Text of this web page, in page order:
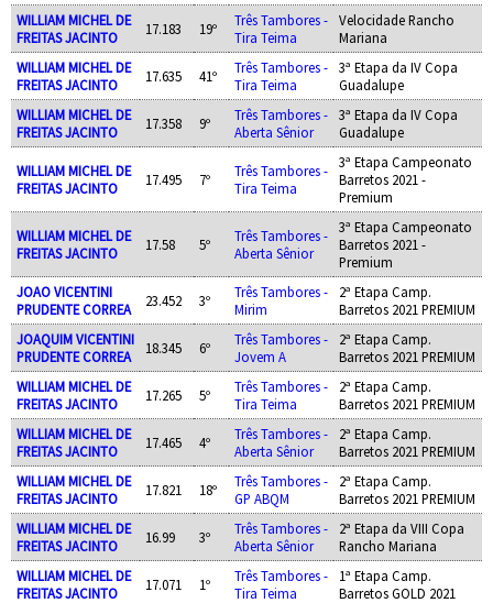
WILLIAM MICHEL DE
FREITAS JACINTO
17.183 19º
Três Tambores -
Tira Teima
Velocidade Rancho
Mariana
WILLIAM MICHEL DE
FREITAS JACINTO
17.635 41º
Três Tambores -
Tira Teima
3ª Etapa da IV Copa
Guadalupe
WILLIAM MICHEL DE
FREITAS JACINTO
17.358 9º
Três Tambores -
Aberta Sênior
3ª Etapa da IV Copa
Guadalupe
WILLIAM MICHEL DE
FREITAS JACINTO
17.495 7º
Três Tambores -
Tira Teima
3ª Etapa Campeonato
Barretos 2021 -
Premium
WILLIAM MICHEL DE
FREITAS JACINTO
17.58 5º
Três Tambores -
Aberta Sênior
3ª Etapa Campeonato
Barretos 2021 -
Premium
JOAO VICENTINI
PRUDENTE CORREA
23.452 3º
Três Tambores -
Mirim
2ª Etapa Camp.
Barretos 2021 PREMIUM
JOAQUIM VICENTINI
PRUDENTE CORREA
18.345 6º
Três Tambores -
Jovem A
2ª Etapa Camp.
Barretos 2021 PREMIUM
WILLIAM MICHEL DE
FREITAS JACINTO
17.265 5º
Três Tambores -
Tira Teima
2ª Etapa Camp.
Barretos 2021 PREMIUM
WILLIAM MICHEL DE
FREITAS JACINTO
17.465 4º
Três Tambores -
Aberta Sênior
2ª Etapa Camp.
Barretos 2021 PREMIUM
WILLIAM MICHEL DE
FREITAS JACINTO
17.821 18º
Três Tambores -
GP ABQM
2ª Etapa Camp.
Barretos 2021 PREMIUM
WILLIAM MICHEL DE
FREITAS JACINTO
16.99 3º
Três Tambores -
Aberta Sênior
2ª Etapa da VIII Copa
Rancho Mariana
WILLIAM MICHEL DE
FREITAS JACINTO
17.071 1º
Três Tambores -
Tira Teima
1ª Etapa Camp.
Barretos GOLD 2021